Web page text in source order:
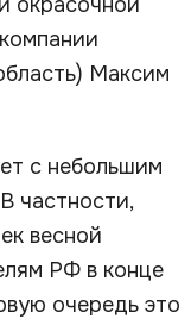
Максим
с небольшим
частности,
весной
РФ в конце
очередь это